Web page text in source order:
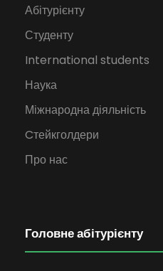
Абітурієнту
Студенту
International students
Наука
Міжнародна діяльність
Cтейкголдери
Про нас
Головне абітурієнту